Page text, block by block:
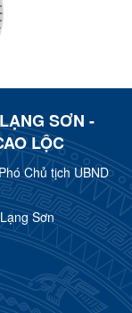
SƠN -
LỘC
Chủ tịch UBND
Sơn